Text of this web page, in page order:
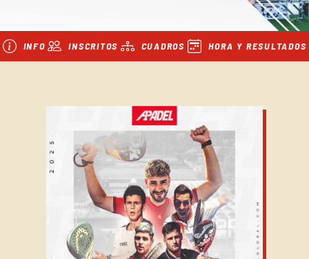
INFO INSCRITOS CUADROS HORA Y RESULTADOS